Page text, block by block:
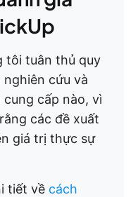
tôi tuân thủ quy
cứu và
cấp nào, vì
các đề xuất
giá trị thực sự
tiết về cách